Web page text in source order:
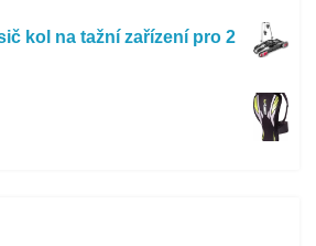
kol na tažní zařízení pro 2